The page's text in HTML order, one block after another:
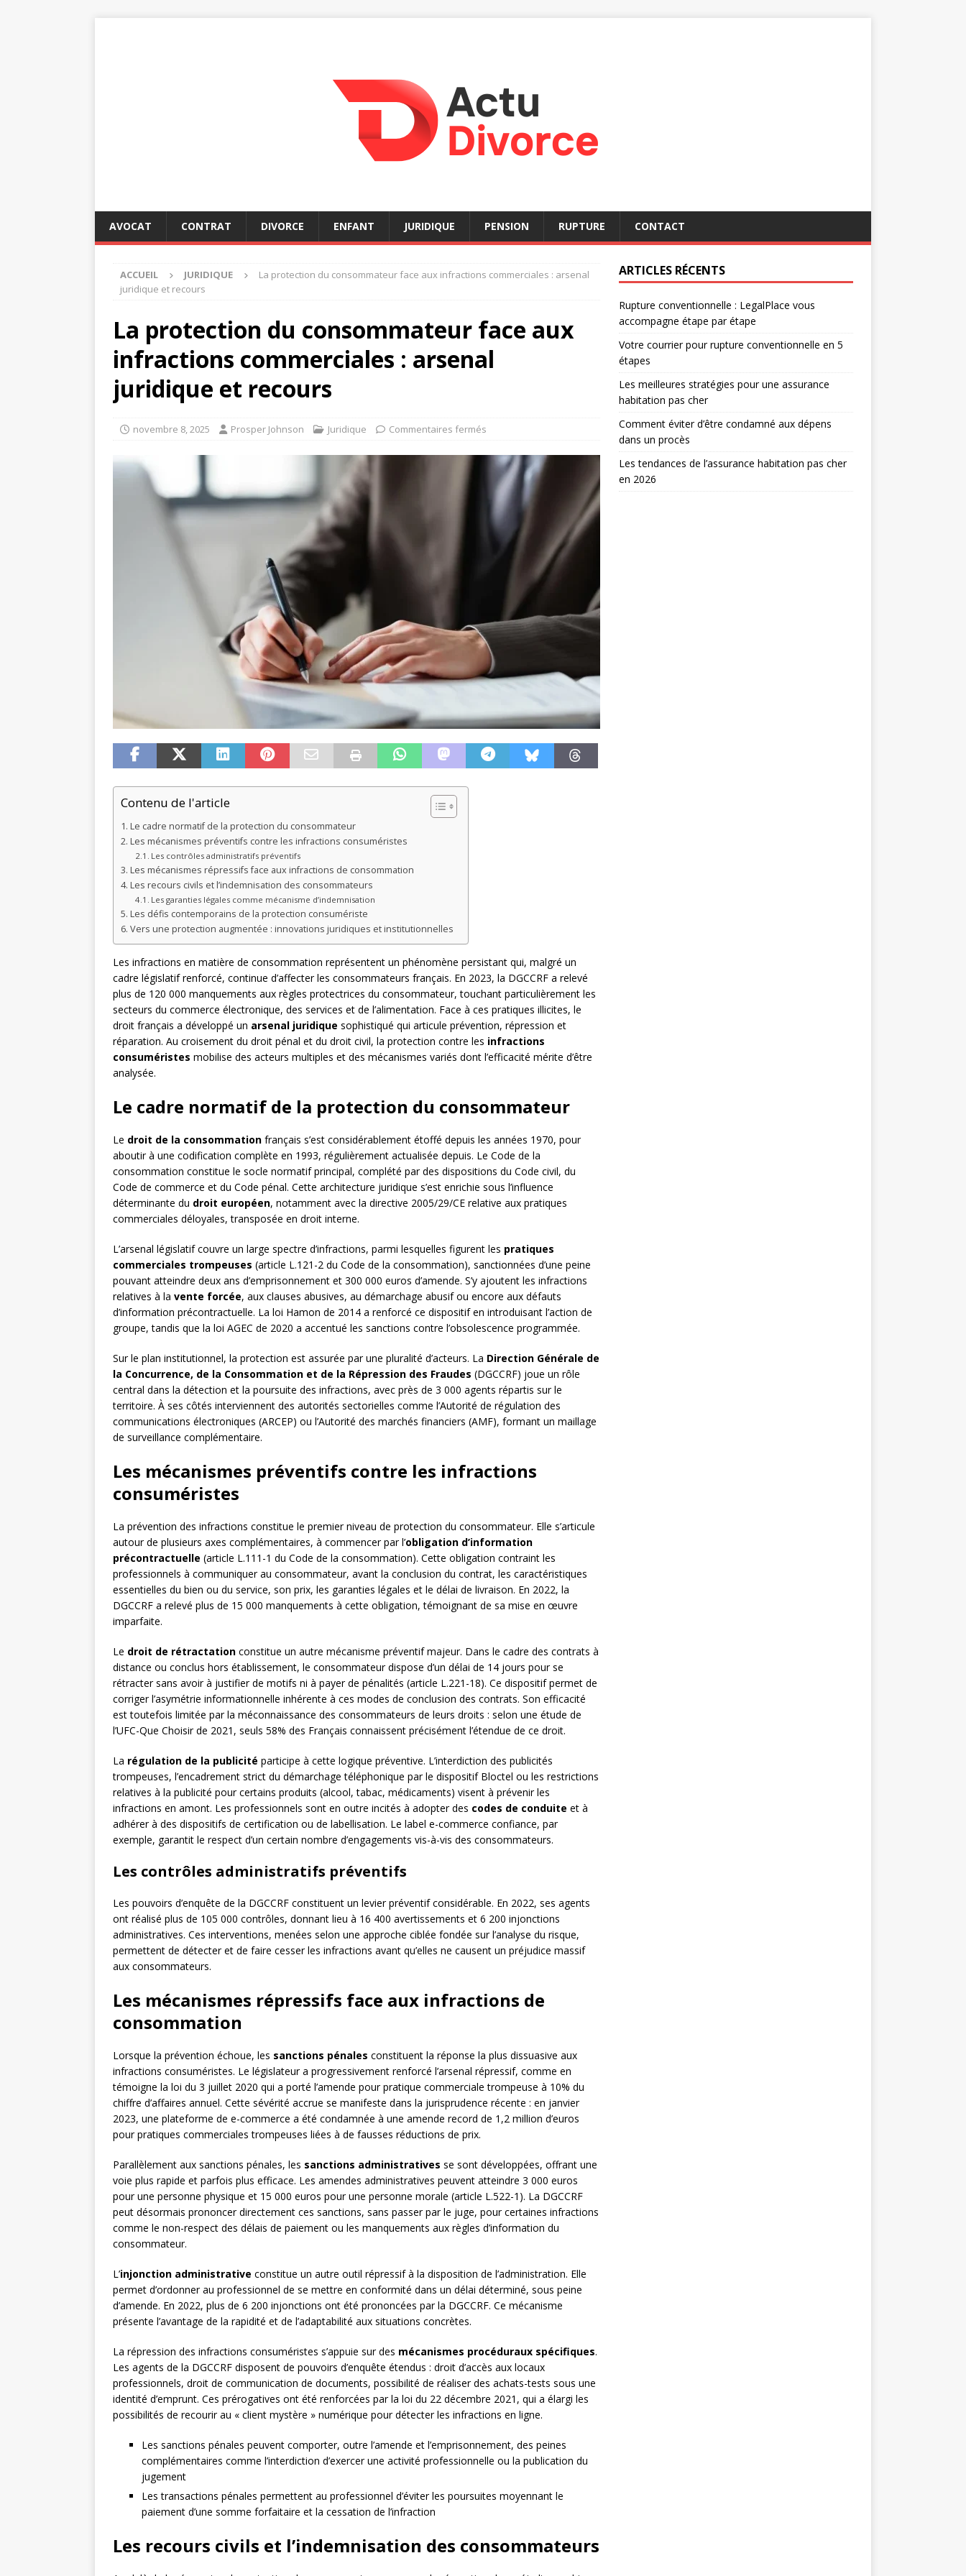
AVOCAT CONTRAT DIVORCE ENFANT JURIDIQUE PENSION RUPTURE CONTACT
ACCUEIL JURIDIQUE
La protection du consommateur face aux infractions commerciales : arsenal
juridique et recours
La protection du consommateur face aux
infractions commerciales : arsenal
juridique et recours
novembre 8, 2025 Prosper Johnson Juridique Commentaires fermés
Contenu de l'article
Le cadre normatif de la protection du consommateur
Les mécanismes préventifs contre les infractions consuméristes
Les contrôles administratifs préventifs
Les mécanismes répressifs face aux infractions de consommation
Les recours civils et l’indemnisation des consommateurs
Les garanties légales comme mécanisme d’indemnisation
Les défis contemporains de la protection consumériste
Vers une protection augmentée : innovations juridiques et institutionnelles
Les infractions en matière de consommation représentent un phénomène persistant qui, malgré un
cadre législatif renforcé, continue d’affecter les consommateurs français. En 2023, la DGCCRF a relevé
plus de 120 000 manquements aux règles protectrices du consommateur, touchant particulièrement les
secteurs du commerce électronique, des services et de l’alimentation. Face à ces pratiques illicites, le
droit français a développé un arsenal juridique sophistiqué qui articule prévention, répression et
réparation. Au croisement du droit pénal et du droit civil, la protection contre les infractions
consuméristes mobilise des acteurs multiples et des mécanismes variés dont l’efficacité mérite d’être
analysée.
Le cadre normatif de la protection du consommateur
Le droit de la consommation français s’est considérablement étoffé depuis les années 1970, pour
aboutir à une codification complète en 1993, régulièrement actualisée depuis. Le Code de la
consommation constitue le socle normatif principal, complété par des dispositions du Code civil, du
Code de commerce et du Code pénal. Cette architecture juridique s’est enrichie sous l’influence
déterminante du droit européen, notamment avec la directive 2005/29/CE relative aux pratiques
commerciales déloyales, transposée en droit interne.
L’arsenal législatif couvre un large spectre d’infractions, parmi lesquelles figurent les pratiques
commerciales trompeuses (article L.121-2 du Code de la consommation), sanctionnées d’une peine
pouvant atteindre deux ans d’emprisonnement et 300 000 euros d’amende. S’y ajoutent les infractions
relatives à la vente forcée, aux clauses abusives, au démarchage abusif ou encore aux défauts
d’information précontractuelle. La loi Hamon de 2014 a renforcé ce dispositif en introduisant l’action de
groupe, tandis que la loi AGEC de 2020 a accentué les sanctions contre l’obsolescence programmée.
Sur le plan institutionnel, la protection est assurée par une pluralité d’acteurs. La Direction Générale de
la Concurrence, de la Consommation et de la Répression des Fraudes (DGCCRF) joue un rôle
central dans la détection et la poursuite des infractions, avec près de 3 000 agents répartis sur le
territoire. À ses côtés interviennent des autorités sectorielles comme l’Autorité de régulation des
communications électroniques (ARCEP) ou l’Autorité des marchés financiers (AMF), formant un maillage
de surveillance complémentaire.
Les mécanismes préventifs contre les infractions
consuméristes
La prévention des infractions constitue le premier niveau de protection du consommateur. Elle s’articule
autour de plusieurs axes complémentaires, à commencer par l’obligation d’information
précontractuelle (article L.111-1 du Code de la consommation). Cette obligation contraint les
professionnels à communiquer au consommateur, avant la conclusion du contrat, les caractéristiques
essentielles du bien ou du service, son prix, les garanties légales et le délai de livraison. En 2022, la
DGCCRF a relevé plus de 15 000 manquements à cette obligation, témoignant de sa mise en œuvre
imparfaite.
Le droit de rétractation constitue un autre mécanisme préventif majeur. Dans le cadre des contrats à
distance ou conclus hors établissement, le consommateur dispose d’un délai de 14 jours pour se
rétracter sans avoir à justifier de motifs ni à payer de pénalités (article L.221-18). Ce dispositif permet de
corriger l’asymétrie informationnelle inhérente à ces modes de conclusion des contrats. Son efficacité
est toutefois limitée par la méconnaissance des consommateurs de leurs droits : selon une étude de
l’UFC-Que Choisir de 2021, seuls 58% des Français connaissent précisément l’étendue de ce droit.
La régulation de la publicité participe à cette logique préventive. L’interdiction des publicités
trompeuses, l’encadrement strict du démarchage téléphonique par le dispositif Bloctel ou les restrictions
relatives à la publicité pour certains produits (alcool, tabac, médicaments) visent à prévenir les
infractions en amont. Les professionnels sont en outre incités à adopter des codes de conduite et à
adhérer à des dispositifs de certification ou de labellisation. Le label e-commerce confiance, par
exemple, garantit le respect d’un certain nombre d’engagements vis-à-vis des consommateurs.
Les contrôles administratifs préventifs
Les pouvoirs d’enquête de la DGCCRF constituent un levier préventif considérable. En 2022, ses agents
ont réalisé plus de 105 000 contrôles, donnant lieu à 16 400 avertissements et 6 200 injonctions
administratives. Ces interventions, menées selon une approche ciblée fondée sur l’analyse du risque,
permettent de détecter et de faire cesser les infractions avant qu’elles ne causent un préjudice massif
aux consommateurs.
Les mécanismes répressifs face aux infractions de
consommation
Lorsque la prévention échoue, les sanctions pénales constituent la réponse la plus dissuasive aux
infractions consuméristes. Le législateur a progressivement renforcé l’arsenal répressif, comme en
témoigne la loi du 3 juillet 2020 qui a porté l’amende pour pratique commerciale trompeuse à 10% du
chiffre d’affaires annuel. Cette sévérité accrue se manifeste dans la jurisprudence récente : en janvier
2023, une plateforme de e-commerce a été condamnée à une amende record de 1,2 million d’euros
pour pratiques commerciales trompeuses liées à de fausses réductions de prix.
Parallèlement aux sanctions pénales, les sanctions administratives se sont développées, offrant une
voie plus rapide et parfois plus efficace. Les amendes administratives peuvent atteindre 3 000 euros
pour une personne physique et 15 000 euros pour une personne morale (article L.522-1). La DGCCRF
peut désormais prononcer directement ces sanctions, sans passer par le juge, pour certaines infractions
comme le non-respect des délais de paiement ou les manquements aux règles d’information du
consommateur.
L’injonction administrative constitue un autre outil répressif à la disposition de l’administration. Elle
permet d’ordonner au professionnel de se mettre en conformité dans un délai déterminé, sous peine
d’amende. En 2022, plus de 6 200 injonctions ont été prononcées par la DGCCRF. Ce mécanisme
présente l’avantage de la rapidité et de l’adaptabilité aux situations concrètes.
La répression des infractions consuméristes s’appuie sur des mécanismes procéduraux spécifiques.
Les agents de la DGCCRF disposent de pouvoirs d’enquête étendus : droit d’accès aux locaux
professionnels, droit de communication de documents, possibilité de réaliser des achats-tests sous une
identité d’emprunt. Ces prérogatives ont été renforcées par la loi du 22 décembre 2021, qui a élargi les
possibilités de recourir au « client mystère » numérique pour détecter les infractions en ligne.
Les sanctions pénales peuvent comporter, outre l’amende et l’emprisonnement, des peines
complémentaires comme l’interdiction d’exercer une activité professionnelle ou la publication du
jugement
Les transactions pénales permettent au professionnel d’éviter les poursuites moyennant le
paiement d’une somme forfaitaire et la cessation de l’infraction
Les recours civils et l’indemnisation des consommateurs
ARTICLES RÉCENTS
Rupture conventionnelle : LegalPlace vous
accompagne étape par étape
Votre courrier pour rupture conventionnelle en 5
étapes
Les meilleures stratégies pour une assurance
habitation pas cher
Comment éviter d’être condamné aux dépens
dans un procès
Les tendances de l’assurance habitation pas cher
en 2026